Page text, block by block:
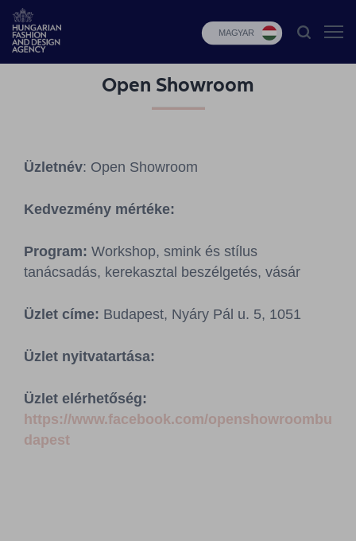
MAGYAR
Design
Select
Sajtószoba
Kapcsolat
BCEFW360DBP
Open Showroom
Üzletnév: Open Showroom
Kedvezmény mértéke:
Program: Workshop, smink és stílus
tanácsadás, kerekasztal beszélgetés, vásár
Üzlet címe: Budapest, Nyáry Pál u. 5, 1051
Üzlet nyitvatartása:
Üzlet elérhetőség:
https://www.facebook.com/openshowroombu
dapest